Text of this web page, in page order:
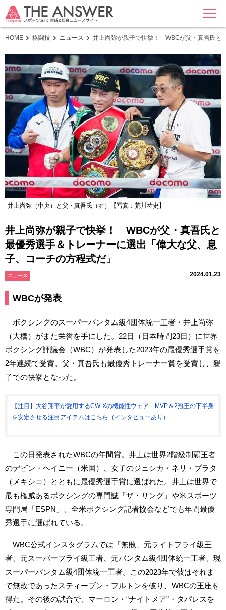
MENU
HOME 格闘技 ニュース 井上尚弥が親子で快挙！ WBCが父・真吾氏と
井上尚弥（中央）と父・真吾氏（右）【写真：荒川祐史】
井上尚弥が親子で快挙！ WBCが父・真吾氏と
最優秀選手＆トレーナーに選出「偉大な父、息
子、コーチの方程式だ」
ニュース 2024.01.23
WBCが発表
ボクシングのスーパーバンタム級4団体統一王者・井上尚弥
（大橋）がまた栄誉を手にした。22日（日本時間23日）に世界
ボクシング評議会（WBC）が発表した2023年の最優秀選手賞を
2年連続で受賞。父・真吾氏も最優秀トレーナー賞を受賞し、親
子での快挙となった。
【注目】大谷翔平が愛用するCW-Xの機能性ウェア MVP＆2冠王の下半身
を安定させる注目アイテムはこちら（インタビューあり）
この日発表されたWBCの年間賞。井上は世界2階級制覇王者
のデビン・ヘイニー（米国）、女子のジェシカ・ネリ・プラタ
（メキシコ）とともに最優秀選手賞に選ばれた。井上は世界で
最も権威あるボクシングの専門誌「ザ・リング」や米スポーツ
専門局「ESPN」、全米ボクシング記者協会などでも年間最優
秀選手に選ばれている。
WBC公式インスタグラムでは「無敗、元ライトフライ級王
者、元スーパーフライ級王者、元バンタム級4団体統一王者、現
スーパーバンタム級4団体統一王者。この2023年で彼はそれま
で無敗であったスティーブン・フルトンを破り、WBCの王座を
得た。その後の試合で、マーロン・“ナイトメア”・タパレスを